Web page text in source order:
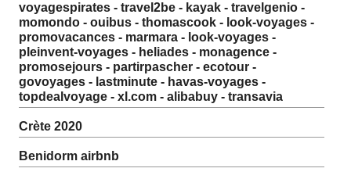
voyagespirates - travel2be - kayak - travelgenio -
momondo - ouibus - thomascook - look-voyages -
promovacances - marmara - look-voyages -
pleinvent-voyages - heliades - monagence -
promosejours - partirpascher - ecotour -
govoyages - lastminute - havas-voyages -
topdealvoyage - xl.com - alibabuy - transavia
Crète 2020
Benidorm airbnb